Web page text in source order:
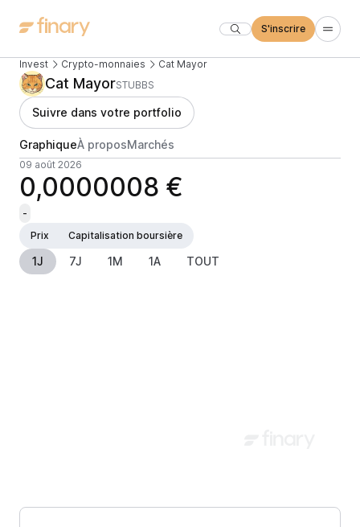
S'inscrire
Invest Crypto-monnaies Cat Mayor
Cat MayorSTUBBS
Suivre dans votre portfolio
GraphiqueÀ proposMarchés
09 août 2026
0,0000008 €
-
Prix
Capitalisation boursière
1J 7J 1M 1A TOUT